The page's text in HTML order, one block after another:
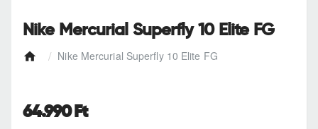
e
Nike Mercurial Superfly 10 Elite FG
Nike Mercurial Superfly 10 Elite FG
64.990 Ft